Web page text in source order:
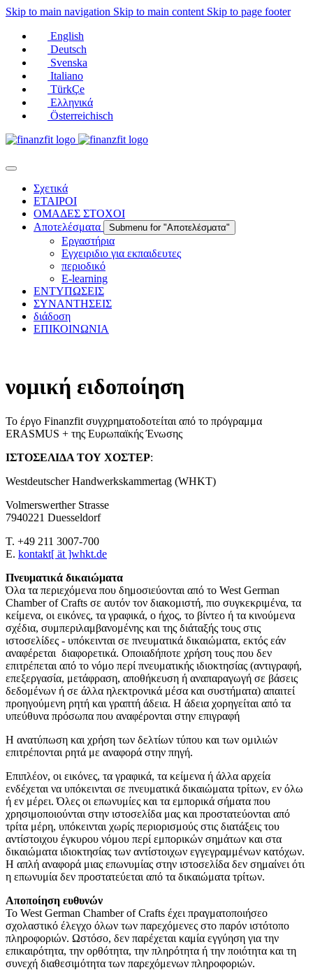
Skip to main navigation Skip to main content Skip to page footer
English
Deutsch
Svenska
Italiano
TürkÇe
Ελληνικά
Österreichisch
Σχετικά
ΕΤΑΙΡΟΙ
ΟΜΑΔΕΣ ΣΤΟΧΟΙ
Αποτελέσματα
Submenu for "Αποτελέσματα"
Εργαστήρια
Εγχειριδιο για εκπαιδευτες
περιοδικό
E-learning
ΕΝΤΥΠΩΣΕΙΣ
ΣΥΝΑΝΤΗΣΕΙΣ
διάδοση
ΕΠΙΚΟΙΝΩΝΙΑ
νομική ειδοποίηση
Το έργο Finanzfit συγχρηματοδοτείται από το πρόγραμμα
ERASMUS + της Ευρωπαϊκής Ένωσης
ΙΣΤΟΣΕΛΙΔΑ ΤΟΥ ΧΟΣΤΕΡ:
Westdeutscher Handwerkskammertag (WHKT)
Volmerswerther Strasse
7940221 Duesseldorf
T. +49 211 3007-700
E. kontakt[ ät ]whkt.de
Πνευματικά δικαιώματα
Όλα τα περιεχόμενα που δημοσιεύονται από το West German
Chamber of Crafts σε αυτόν τον διακομιστή, πιο συγκεκριμένα, τα
κείμενα, οι εικόνες, τα γραφικά, ο ήχος, το βίντεο ή τα κινούμενα
σχέδια, συμπεριλαμβανομένης και της διάταξής τους στις
ιστοσελίδες - υπόκεινται σε πνευματικά δικαιώματα, εκτός εάν
αναφέρεται διαφορετικά. Οποιαδήποτε χρήση τους που δεν
επιτρέπεται από το νόμο περί πνευματικής ιδιοκτησίας (αντιγραφή,
επεξεργασία, μετάφραση, αποθήκευση ή αναπαραγωγή σε βάσεις
δεδομένων ή σε άλλα ηλεκτρονικά μέσα και συστήματα) απαιτεί
προηγούμενη ρητή και γραπτή άδεια. Η άδεια χορηγείται από τα
υπεύθυνα πρόσωπα που αναφέρονται στην επιγραφή
Η ανατύπωση και χρήση των δελτίων τύπου και των ομιλιών
επιτρέπονται ρητά με αναφορά στην πηγή.
Επιπλέον, οι εικόνες, τα γραφικά, τα κείμενα ή άλλα αρχεία
ενδέχεται να υπόκεινται σε πνευματικά δικαιώματα τρίτων, εν όλω
ή εν μέρει. Όλες οι επωνυμίες και τα εμπορικά σήματα που
χρησιμοποιούνται στην ιστοσελίδα μας και προστατεύονται από
τρίτα μέρη, υπόκεινται χωρίς περιορισμούς στις διατάξεις του
αντίστοιχου έγκυρου νόμου περί εμπορικών σημάτων και στα
δικαιώματα ιδιοκτησίας των αντίστοιχων εγγεγραμμένων κατόχων.
Η απλή αναφορά μιας επωνυμίας στην ιστοσελίδα δεν σημαίνει ότι
η επωνυμία δεν προστατεύεται από τα δικαιώματα τρίτων.
Αποποίηση ευθυνών
Το West German Chamber of Crafts έχει πραγματοποιήσεο
σχολαστικό έλεγχο όλων των παρεχόμενες στο παρόν ιστότοπο
πληροφοριών. Ωστόσο, δεν παρέχεται καμία εγγύηση για την
επικαιρότητα, την ορθότητα, την πληρότητα ή την ποιότητα και τη
συνεχή διαθεσιμότητα των παρεχόμενων πληροφοριών.